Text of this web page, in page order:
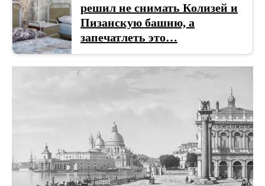
решил не снимать Колизей и
Пизанскую башню, а
запечатлеть это…